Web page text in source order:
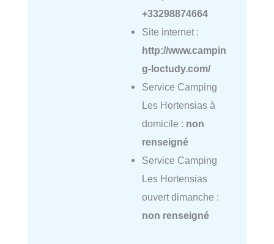
+33298874664
Site internet :
http://www.campin
g-loctudy.com/
Service Camping
Les Hortensias à
domicile : non
renseigné
Service Camping
Les Hortensias
ouvert dimanche :
non renseigné